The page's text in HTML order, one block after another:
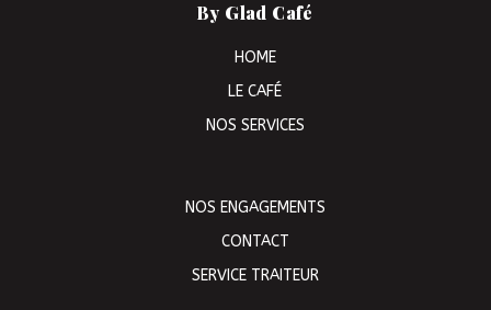
By Glad Café
HOME
LE CAFÉ
NOS SERVICES
NOS ENGAGEMENTS
CONTACT
SERVICE TRAITEUR